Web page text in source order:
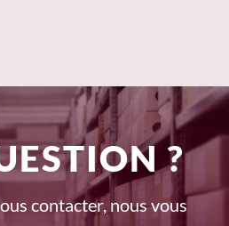
?
contacter, nous vous